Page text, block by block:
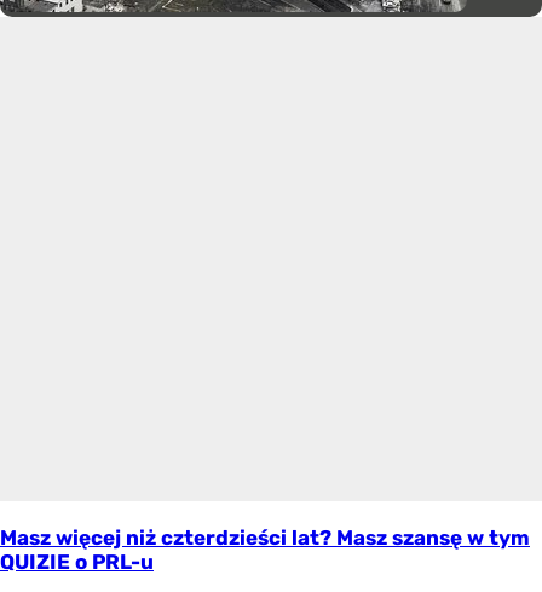
Masz więcej niż czterdzieści lat? Masz szansę w tym
QUIZIE o PRL-u